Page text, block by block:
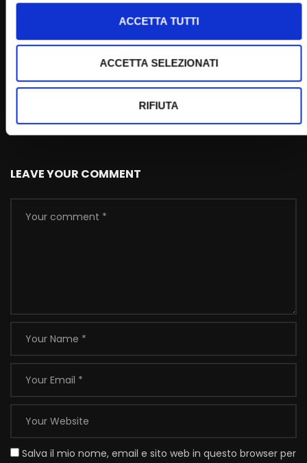
ACCETTA TUTTI
ACCETTA SELEZIONATI
RIFIUTA
“Padre Pio come faceva a sapere?”
0
120K 2.9K 0
LEAVE YOUR COMMENT
Salva il mio nome, email e sito web in questo browser per